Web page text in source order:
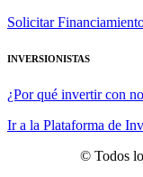
Solicitar
INVERSIONISTAS
¿Por qué invertir con
Ir a la Plataforma de
© Todos